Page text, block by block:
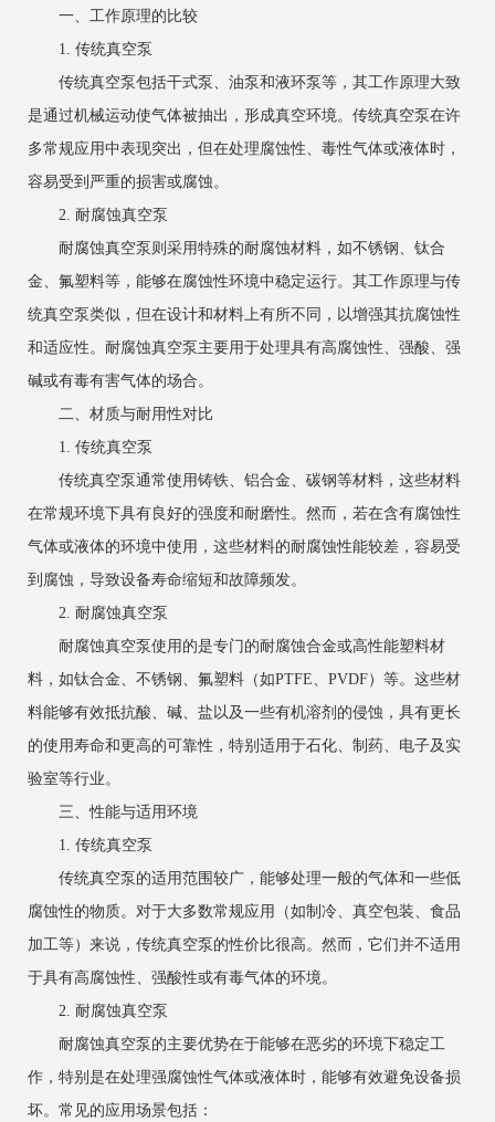
一、工作原理的比较
1. 传统真空泵
传统真空泵包括干式泵、油泵和液环泵等，其工作原理大致
是通过机械运动使气体被抽出，形成真空环境。传统真空泵在许
多常规应用中表现突出，但在处理腐蚀性、毒性气体或液体时，
容易受到严重的损害或腐蚀。
2. 耐腐蚀真空泵
耐腐蚀真空泵则采用特殊的耐腐蚀材料，如不锈钢、钛合
金、氟塑料等，能够在腐蚀性环境中稳定运行。其工作原理与传
统真空泵类似，但在设计和材料上有所不同，以增强其抗腐蚀性
和适应性。耐腐蚀真空泵主要用于处理具有高腐蚀性、强酸、强
碱或有毒有害气体的场合。
二、材质与耐用性对比
1. 传统真空泵
传统真空泵通常使用铸铁、铝合金、碳钢等材料，这些材料
在常规环境下具有良好的强度和耐磨性。然而，若在含有腐蚀性
气体或液体的环境中使用，这些材料的耐腐蚀性能较差，容易受
到腐蚀，导致设备寿命缩短和故障频发。
2. 耐腐蚀真空泵
耐腐蚀真空泵使用的是专门的耐腐蚀合金或高性能塑料材
料，如钛合金、不锈钢、氟塑料（如PTFE、PVDF）等。这些材
料能够有效抵抗酸、碱、盐以及一些有机溶剂的侵蚀，具有更长
的使用寿命和更高的可靠性，特别适用于石化、制药、电子及实
验室等行业。
三、性能与适用环境
1. 传统真空泵
传统真空泵的适用范围较广，能够处理一般的气体和一些低
腐蚀性的物质。对于大多数常规应用（如制冷、真空包装、食品
加工等）来说，传统真空泵的性价比很高。然而，它们并不适用
于具有高腐蚀性、强酸性或有毒气体的环境。
2. 耐腐蚀真空泵
耐腐蚀真空泵的主要优势在于能够在恶劣的环境下稳定工
作，特别是在处理强腐蚀性气体或液体时，能够有效避免设备损
坏。常见的应用场景包括：